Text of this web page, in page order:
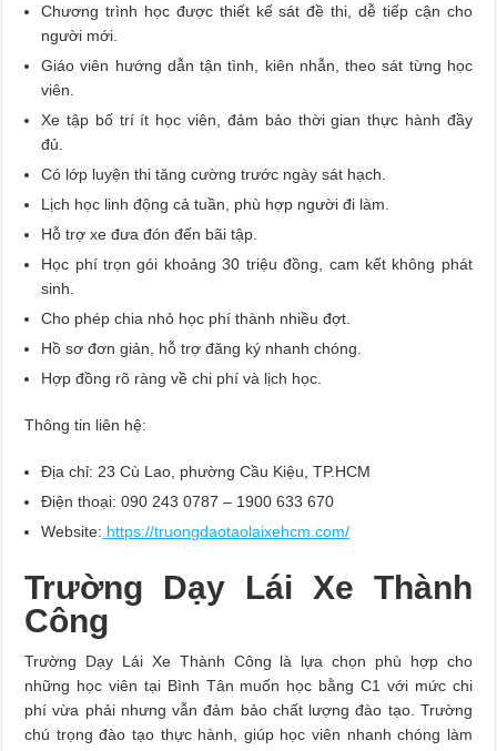
Chương trình học được thiết kế sát đề thi, dễ tiếp cận cho
người mới.
Giáo viên hướng dẫn tận tình, kiên nhẫn, theo sát từng học
viên.
Xe tập bố trí ít học viên, đảm bảo thời gian thực hành đầy
đủ.
Có lớp luyện thi tăng cường trước ngày sát hạch.
Lịch học linh động cả tuần, phù hợp người đi làm.
Hỗ trợ xe đưa đón đến bãi tập.
Học phí trọn gói khoảng 30 triệu đồng, cam kết không phát
sinh.
Cho phép chia nhỏ học phí thành nhiều đợt.
Hồ sơ đơn giản, hỗ trợ đăng ký nhanh chóng.
Hợp đồng rõ ràng về chi phí và lịch học.
Thông tin liên hệ:
Địa chỉ: 23 Cù Lao, phường Cầu Kiệu, TP.HCM
Điện thoại: 090 243 0787 – 1900 633 670
Website: https://truongdaotaolaixehcm.com/
Trường Dạy Lái Xe Thành
Công
Trường Dạy Lái Xe Thành Công là lựa chọn phù hợp cho
những học viên tại Bình Tân muốn học bằng C1 với mức chi
phí vừa phải nhưng vẫn đảm bảo chất lượng đào tạo. Trường
chú trọng đào tạo thực hành, giúp học viên nhanh chóng làm